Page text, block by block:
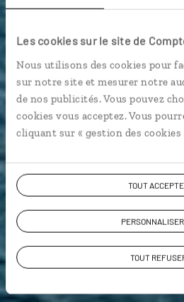
Les cookies sur le site de
Nous utilisons des cookies pour
sur notre site et mesurer notre
de nos publicités. Vous pouvez
cookies vous acceptez. Vous
cliquant sur « gestion des cookies
TOUT
PERSONNALISER
TOUT
Guide de